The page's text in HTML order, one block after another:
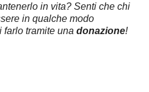
in vita? Senti che chi
in qualche modo
farlo tramite una donazione!